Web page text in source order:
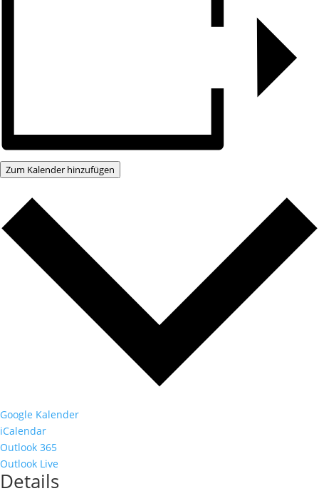
Zum Kalender hinzufügen
Google Kalender
iCalendar
Outlook 365
Outlook Live
Details